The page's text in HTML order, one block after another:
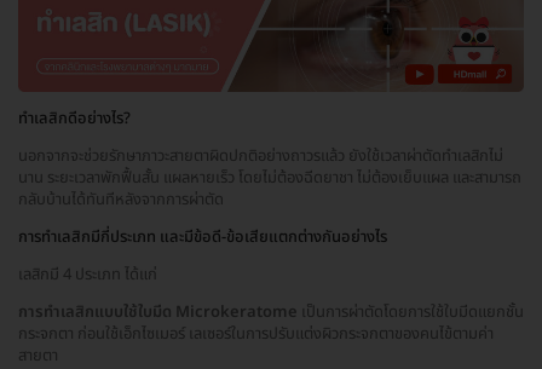
ทำเลสิกดีอย่างไร?
นอกจากจะช่วยรักษาภาวะสายตาผิดปกติอย่างถาวรแล้ว ยังใช้เวลาผ่าตัดทำเลสิกไม่
นาน ระยะเวลาพักฟื้นสั้น แผลหายเร็ว โดยไม่ต้องฉีดยาชา ไม่ต้องเย็บแผล และสามารถ
กลับบ้านได้ทันทีหลังจากการผ่าตัด
การทำเลสิกมีกี่ประเภท และมีข้อดี-ข้อเสียแตกต่างกันอย่างไร
เลสิกมี 4 ประเภท ได้แก่
การทำเลสิกแบบใช้ใบมีด Microkeratome เป็นการผ่าตัดโดยการใช้ใบมีดแยกชั้น
กระจกตา ก่อนใช้เอ็กไซเมอร์ เลเซอร์ในการปรับแต่งผิวกระจกตาของคนไข้ตามค่า
สายตา